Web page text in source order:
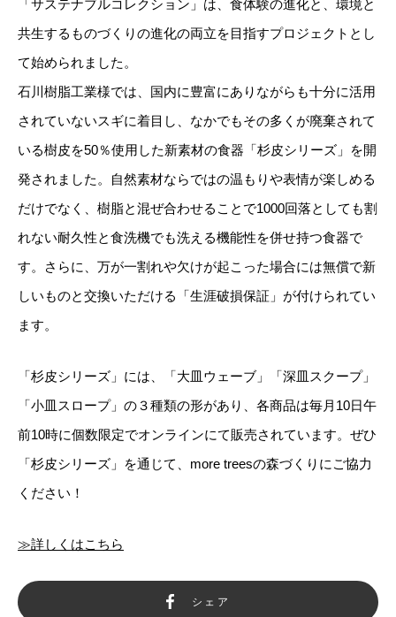
「サステナブルコレクション」は、食体験の進化と、環境と
共生するものづくりの進化の両立を目指すプロジェクトとし
て始められました。
石川樹脂工業様では、国内に豊富にありながらも十分に活用
されていないスギに着目し、なかでもその多くが廃棄されて
いる樹皮を50％使用した新素材の食器「杉皮シリーズ」を開
発されました。自然素材ならではの温もりや表情が楽しめる
だけでなく、樹脂と混ぜ合わせることで1000回落としても割
れない耐久性と食洗機でも洗える機能性を併せ持つ食器で
す。さらに、万が一割れや欠けが起こった場合には無償で新
しいものと交換いただける「生涯破損保証」が付けられてい
ます。
「杉皮シリーズ」には、「大皿ウェーブ」「深皿スクープ」
「小皿スロープ」の３種類の形があり、各商品は毎月10日午
前10時に個数限定でオンラインにて販売されています。ぜひ
「杉皮シリーズ」を通じて、more treesの森づくりにご協力
ください！
≫詳しくはこちら
シェア